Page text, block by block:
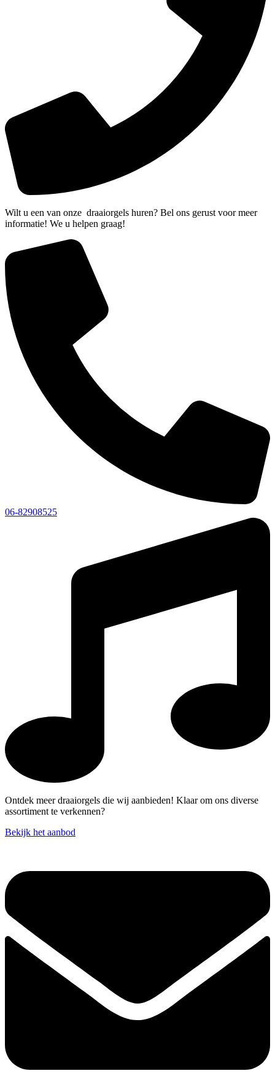
Wilt u een van onze draaiorgels huren? Bel ons gerust voor meer
informatie! We u helpen graag!
06-82908525
Ontdek meer draaiorgels die wij aanbieden! Klaar om ons diverse
assortiment te verkennen?
Bekijk het aanbod